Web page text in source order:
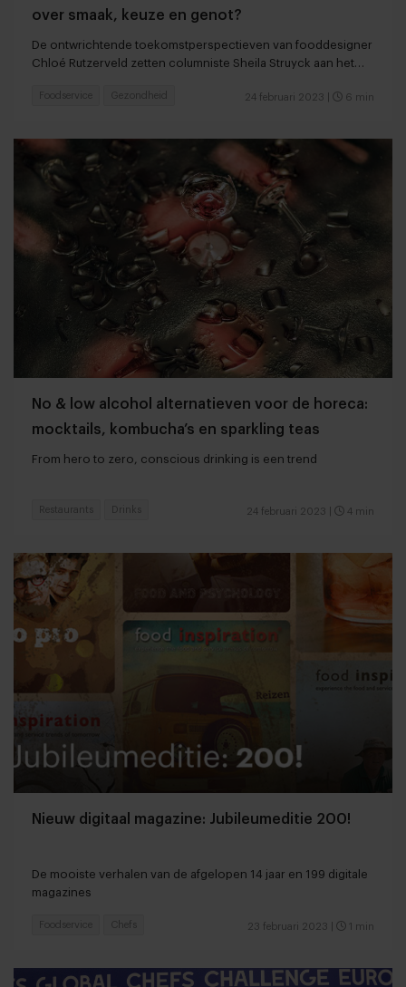
over smaak, keuze en genot?
De ontwrichtende toekomstperspectieven van fooddesigner
Chloé Rutzerveld zetten columniste Sheila Struyck aan het
24 februari 2023 6 min
Foodservice Gezondheid
No & low alcohol alternatieven voor de horeca:
mocktails, kombucha’s en sparkling teas
From hero to zero, conscious drinking is een trend
24 februari 2023 4 min
Restaurants Drinks
Nieuw digitaal magazine: Jubileumeditie 200!
De mooiste verhalen van de afgelopen 14 jaar en 199 digitale
magazines
23 februari 2023 1 min
Foodservice Chefs